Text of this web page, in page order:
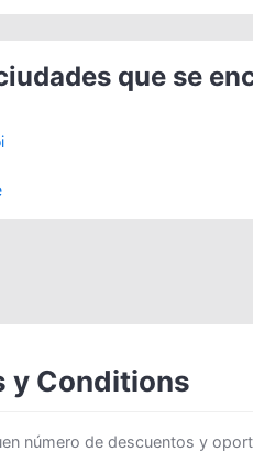
que se
y Conditions
número de descuentos y